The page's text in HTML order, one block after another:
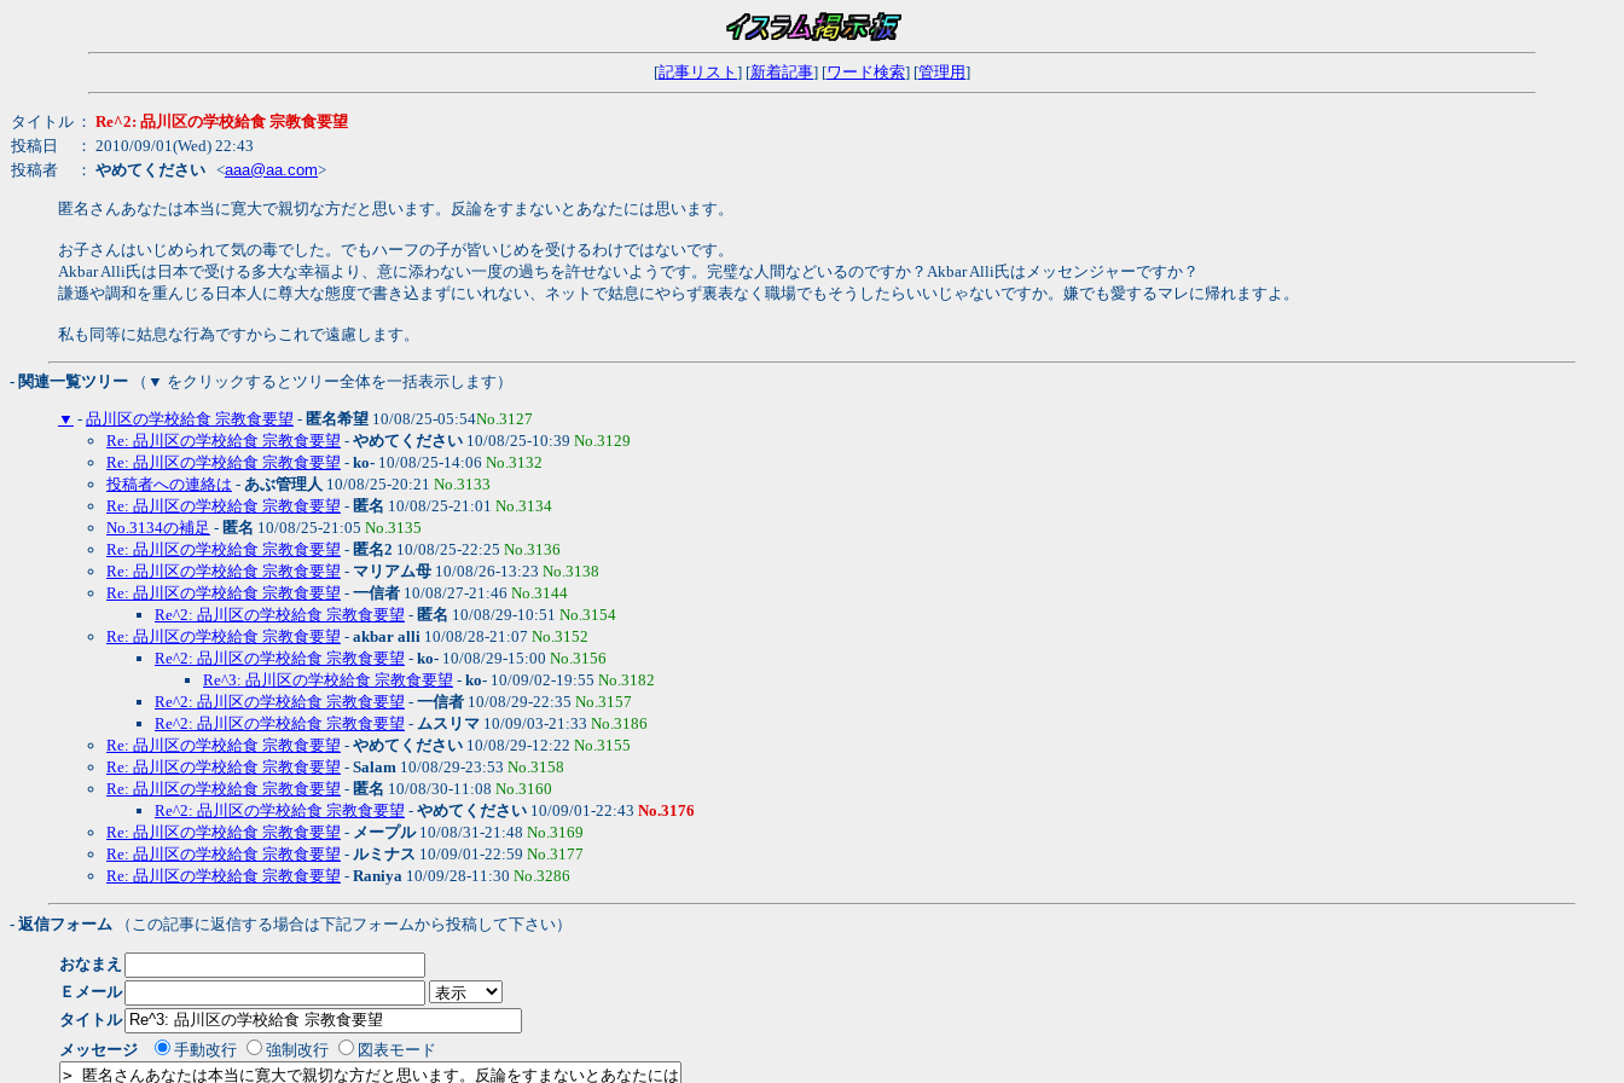
[記事リスト ] [新着記事] [ワード検索] [管理用]
タイトル ： Re^2: 品川区の学校給食 宗教食要望
投稿日
： 2010/09/01(Wed) 22:43
投稿者
： やめてください <aaa@aa.com>
匿名さんあなたは本当に寛大で親切な方だと思います。反論をすまないとあなたには思います。
お子さんはいじめられて気の毒でした。でもハーフの子が皆いじめを受けるわけではないです。
Akbar Alli氏は日本で受ける多大な幸福より、意に添わない一度の過ちを許せないようです。完璧な人間などいるのですか？Akbar Alli氏はメッセンジャーですか？
謙遜や調和を重んじる日本人に尊大な態度で書き込まずにいれない、ネットで姑息にやらず裏表なく職場でもそうしたらいいじゃないですか。嫌でも愛するマレに帰れますよ。
私も同等に姑息な行為ですからこれで遠慮します。
- 関連一覧ツリー （▼ をクリックするとツリー全体を一括表示します）
▼ - 品川区の学校給食 宗教食要望 - 匿名希望 10/08/25-05:54No.3127
Re: 品川区の学校給食 宗教食要望 - やめてください 10/08/25-10:39 No.3129
Re: 品川区の学校給食 宗教食要望 - ko- 10/08/25-14:06 No.3132
投稿者への連絡は - あぶ管理人 10/08/25-20:21 No.3133
Re: 品川区の学校給食 宗教食要望 - 匿名 10/08/25-21:01 No.3134
No.3134の補足 - 匿名 10/08/25-21:05 No.3135
Re: 品川区の学校給食 宗教食要望 - 匿名2 10/08/25-22:25 No.3136
Re: 品川区の学校給食 宗教食要望 - マリアム母 10/08/26-13:23 No.3138
Re: 品川区の学校給食 宗教食要望 - 一信者 10/08/27-21:46 No.3144
Re^2: 品川区の学校給食 宗教食要望 - 匿名 10/08/29-10:51 No.3154
Re: 品川区の学校給食 宗教食要望 - akbar alli 10/08/28-21:07 No.3152
Re^2: 品川区の学校給食 宗教食要望 - ko- 10/08/29-15:00 No.3156
Re^3: 品川区の学校給食 宗教食要望 - ko- 10/09/02-19:55 No.3182
Re^2: 品川区の学校給食 宗教食要望 - 一信者 10/08/29-22:35 No.3157
Re^2: 品川区の学校給食 宗教食要望 - ムスリマ 10/09/03-21:33 No.3186
Re: 品川区の学校給食 宗教食要望 - やめてください 10/08/29-12:22 No.3155
Re: 品川区の学校給食 宗教食要望 - Salam 10/08/29-23:53 No.3158
Re: 品川区の学校給食 宗教食要望 - 匿名 10/08/30-11:08 No.3160
Re^2: 品川区の学校給食 宗教食要望 - やめてください 10/09/01-22:43 No.3176
Re: 品川区の学校給食 宗教食要望 - メープル10/08/31-21:48 No.3169
Re: 品川区の学校給食 宗教食要望 - ルミナス 10/09/01-22:59 No.3177
Re: 品川区の学校給食 宗教食要望 - Raniya 10/09/28-11:30 No.3286
- 返信フォーム （この記事に返信する場合は下記フォームから投稿して下さい）
おなまえ
Ｅメール
タイトル
メッセージ
手動改行 強制改行 図表モード